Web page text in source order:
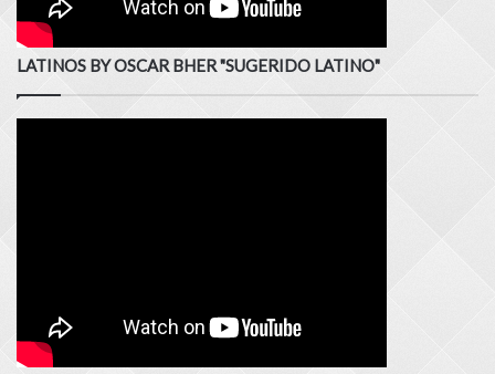
LATINOS BY OSCAR BHER "SUGERIDO LATINO"